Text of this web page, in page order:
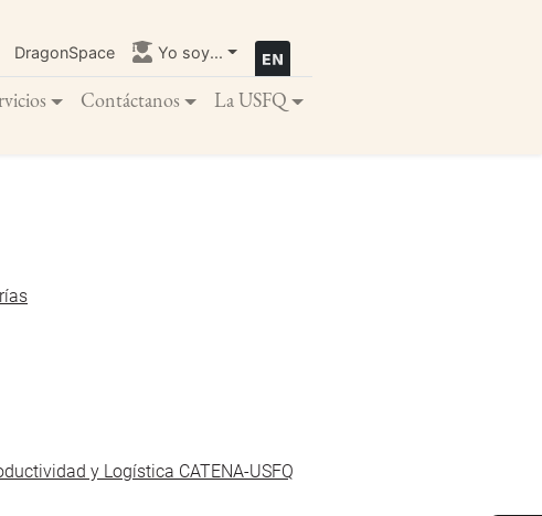
DragonSpace Yo soy...
Contáctanos La USFQ
y Logística CATENA-USFQ